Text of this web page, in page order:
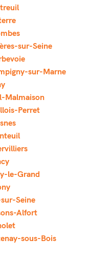
sur-Seine
sur-Marne
Malmaison
Perret
le-Grand
Seine
Alfort
sous-Bois